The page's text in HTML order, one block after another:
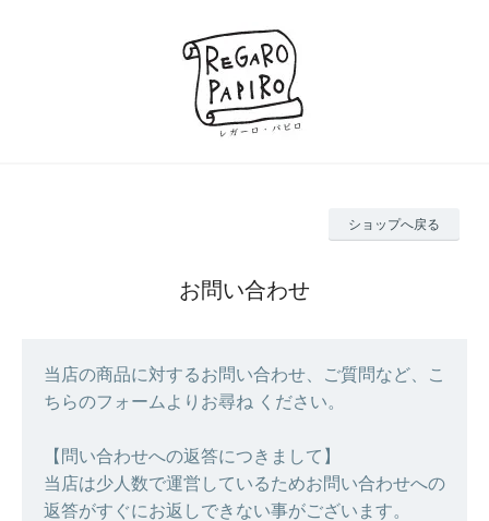
ショップへ戻る
お問い合わせ
当店の商品に対するお問い合わせ、ご質問など、こ
ちらのフォームよりお尋ね ください。
【問い合わせへの返答につきまして】
当店は少人数で運営しているためお問い合わせへの
返答がすぐにお返しできない事がございます。